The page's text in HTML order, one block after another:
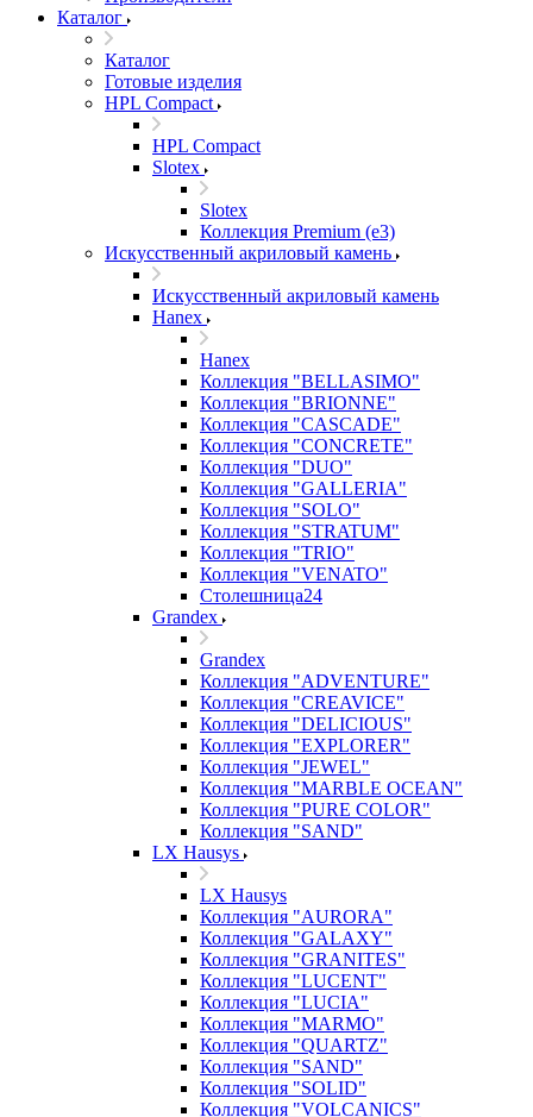
Каталог
Каталог
Готовые изделия
HPL Compact
HPL Compact
Slotex
Slotex
Коллекция Premium (e3)
Искусственный акриловый камень
Искусственный акриловый камень
Hanex
Hanex
Коллекция "BELLASIMO"
Коллекция "BRIONNE"
Коллекция "CASCADE"
Коллекция "CONCRETE"
Коллекция "DUO"
Коллекция "GALLERIA"
Коллекция "SOLO"
Коллекция "STRATUM"
Коллекция "TRIO"
Коллекция "VENATO"
Столешница24
Grandex
Grandex
Коллекция "ADVENTURE"
Коллекция "CREAVICE"
Коллекция "DELICIOUS"
Коллекция "EXPLORER"
Коллекция "JEWEL"
Коллекция "MARBLE OCEAN"
Коллекция "PURE COLOR"
Коллекция "SAND"
LX Hausys
LX Hausys
Коллекция "AURORA"
Коллекция "GALAXY"
Коллекция "GRANITES"
Коллекция "LUCENT"
Коллекция "LUCIA"
Коллекция "MARMO"
Коллекция "QUARTZ"
Коллекция "SAND"
Коллекция "SOLID"
Коллекция "VOLCANICS"